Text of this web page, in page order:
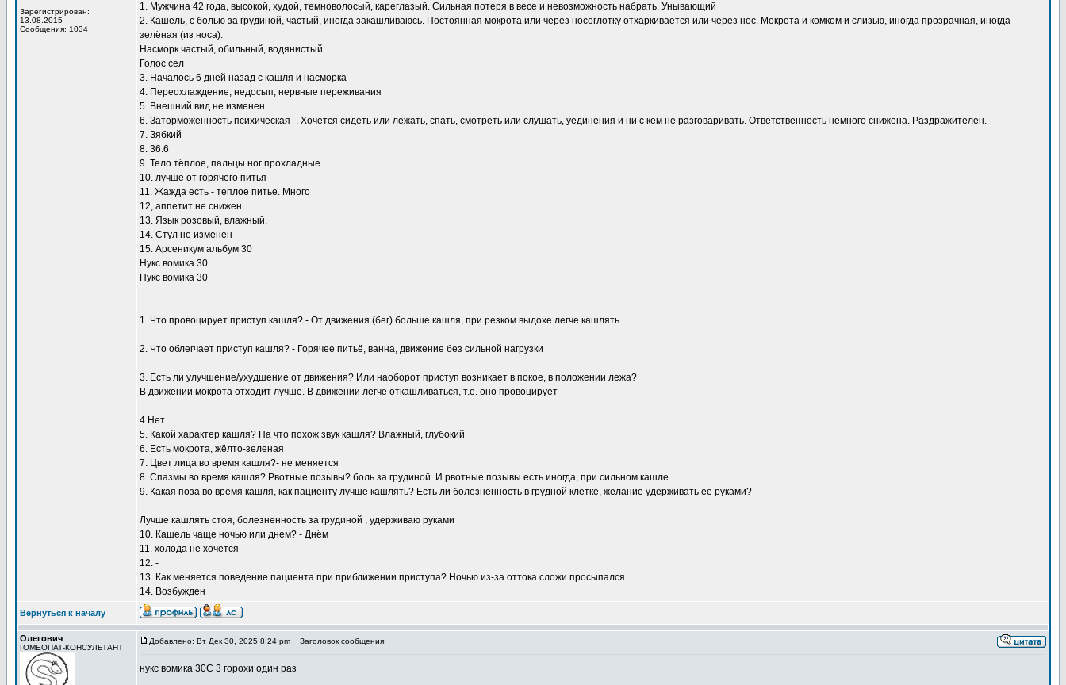
Зарегистрирован:
13.08.2015
Сообщения: 1034
1. Мужчина 42 года, высокой, худой, темноволосый, кареглазый. Сильная потеря в весе и невозможность набрать. Унывающий
2. Кашель, с болью за грудиной, частый, иногда закашливаюсь. Постоянная мокрота или через носоглотку отхаркивается или через нос. Мокрота и комком и слизью, иногда прозрачная, иногда
зелёная (из носа).
Насморк частый, обильный, водянистый
Голос сел
3. Началось 6 дней назад с кашля и насморка
4. Переохлаждение, недосып, нервные переживания
5. Внешний вид не изменен
6. Заторможенность психическая -. Хочется сидеть или лежать, спать, смотреть или слушать, уединения и ни с кем не разговаривать. Ответственность немного снижена. Раздражителен.
7. Зябкий
8. 36.6
9. Тело тёплое, пальцы ног прохладные
10. лучше от горячего питья
11. Жажда есть - теплое питье. Много
12, аппетит не снижен
13. Язык розовый, влажный.
14. Стул не изменен
15. Арсеникум альбум 30
Нукс вомика 30
Нукс вомика 30
1. Что провоцирует приступ кашля? - От движения (бег) больше кашля, при резком выдохе легче кашлять
2. Что облегчает приступ кашля? - Горячее питьё, ванна, движение без сильной нагрузки
3. Есть ли улучшение/ухудшение от движения? Или наоборот приступ возникает в покое, в положении лежа?
В движении мокрота отходит лучше. В движении легче откашливаться, т.е. оно провоцирует
4.Нет
5. Какой характер кашля? На что похож звук кашля? Влажный, глубокий
6. Есть мокрота, жёлто-зеленая
7. Цвет лица во время кашля?- не меняется
8. Спазмы во время кашля? Рвотные позывы? боль за грудиной. И рвотные позывы есть иногда, при сильном кашле
9. Какая поза во время кашля, как пациенту лучше кашлять? Есть ли болезненность в грудной клетке, желание удерживать ее руками?
Лучше кашлять стоя, болезненность за грудиной , удерживаю руками
10. Кашель чаще ночью или днем? - Днём
11. холода не хочется
12. -
13. Как меняется поведение пациента при приближении приступа? Ночью из-за оттока сложи просыпался
14. Возбужден
Вернуться к началу
Олегович
ГОМЕОПАТ-КОНСУЛЬТАНТ
Добавлено: Вт Дек 30, 2025 8:24 pm Заголовок сообщения:
нукс вомика 30С 3 горохи один раз